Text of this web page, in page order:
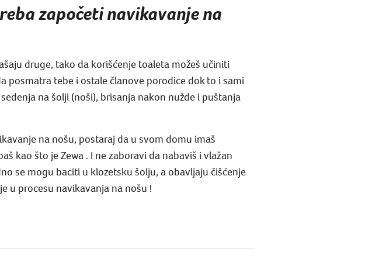
započeti navikavanje na
druge, tako da korišćenje toaleta možeš učiniti
tebe i ostale članove porodice dok to i sami
na šolji (noši), brisanja nakon nužde i puštanja
na nošu, postaraj da u svom domu imaš
kao što je Zewa . I ne zaboravi da nabaviš i vlažan
se mogu baciti u klozetsku šolju, a obavljaju čišćenje
u procesu navikavanja na nošu !